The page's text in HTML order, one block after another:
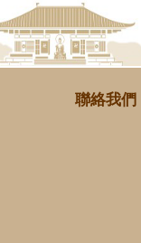
聯絡我們